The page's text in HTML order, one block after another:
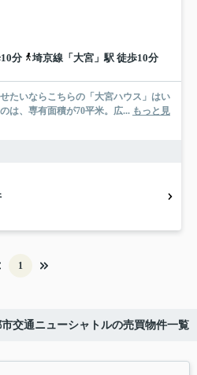
分
埼京線「大宮」駅 徒歩10分
たいならこちらの「大宮ハウス」はい
は、専有面積が70平米。広... もっと見
1
交通ニューシャトルの売買物件一覧